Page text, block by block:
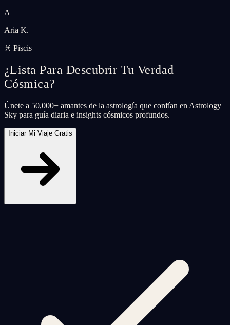
A
Aria K.
♓ Piscis
¿Lista Para Descubrir Tu Verdad
Cósmica?
Únete a 50,000+ amantes de la astrología que confían en Astrology
Sky para guía diaria e insights cósmicos profundos.
Iniciar Mi Viaje Gratis